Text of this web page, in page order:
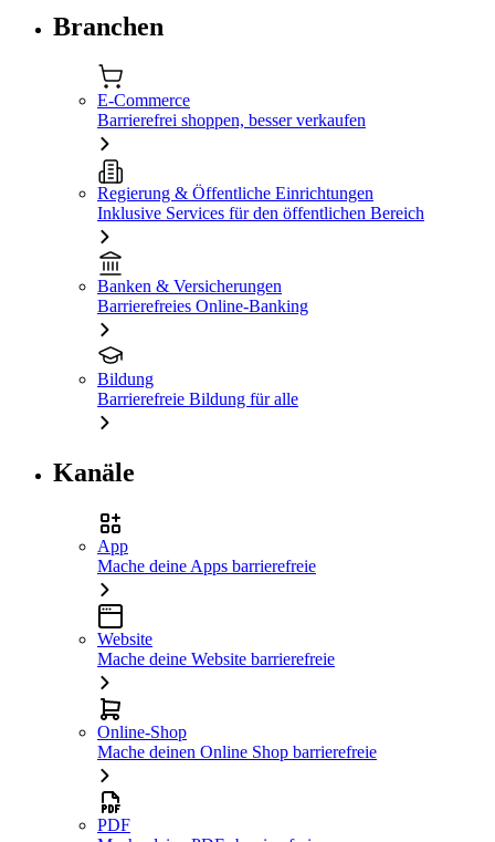
Branchen
E-Commerce
Barrierefrei shoppen, besser verkaufen
Regierung & Öffentliche Einrichtungen
Inklusive Services für den öffentlichen Bereich
Banken & Versicherungen
Barrierefreies Online-Banking
Bildung
Barrierefreie Bildung für alle
Kanäle
App
Mache deine Apps barrierefreie
Website
Mache deine Website barrierefreie
Online-Shop
Mache deinen Online Shop barrierefreie
PDF